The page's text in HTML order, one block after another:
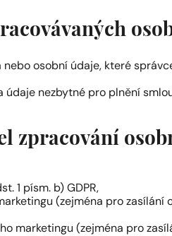
osobní údaje, které
údaje nezbytné pro plnění
zpracování
1 písm. b) GDPR,
(zejména pro
marketingu (zejména pro